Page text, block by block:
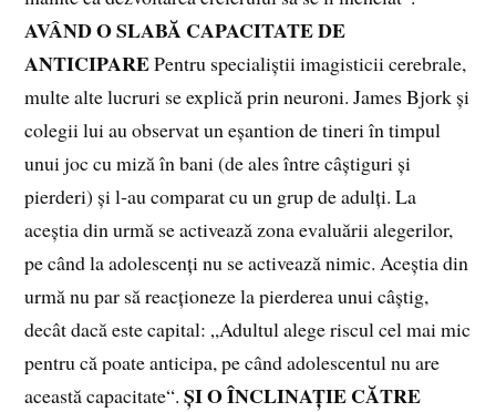
AVÂND O SLABĂ CAPACITATE DE
ANTICIPAREPentru specialiștii imagisticii cerebrale,
multe alte lucruri se explică prin neuroni. James Bjork și
colegii lui au observat un eșantion de tineri în timpul
unui joc cu miză în bani (de ales între câștiguri și
pierderi) și l‑au comparat cu un grup de adulți. La
aceștia din urmă se activează zona evaluării alegerilor,
pe când la adolescenți nu se activează nimic. Aceștia din
urmă nu par să reacționeze la pierderea unui câștig,
decât dacă este capital: „Adultul alege riscul cel mai mic
pentru că poate anticipa, pe când adolescentul nu are
această capacitate“.ȘI O ÎNCLINAȚIE CĂTRE